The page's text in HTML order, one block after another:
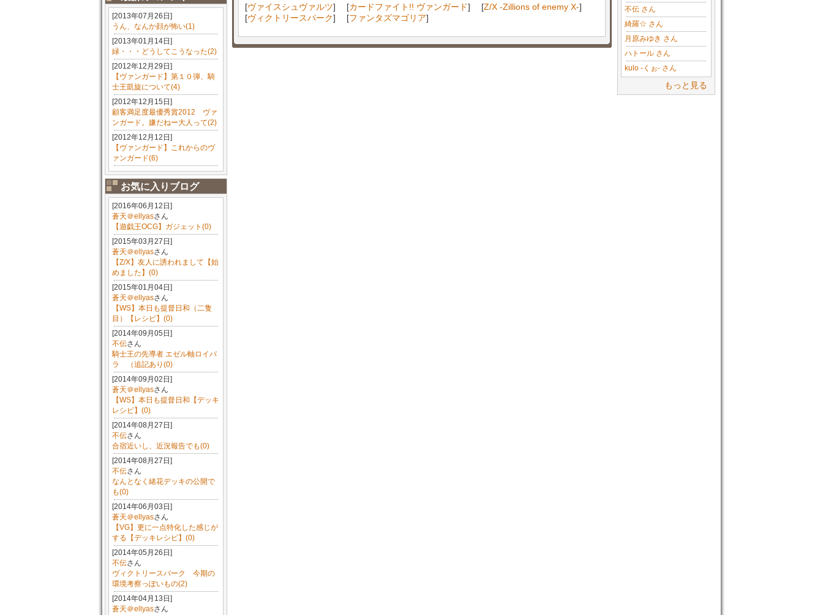
[2013年07月26日]
うん、なんか顔が怖い(1)
[2013年01月14日]
緑・・・どうしてこうなった(2)
[2012年12月29日]
【ヴァンガード】第１０弾、騎
士王凱旋について(4)
[2012年12月15日]
顧客満足度最優秀賞2012 ヴァ
ンガード。嫌だねー大人って(2)
[2012年12月12日]
【ヴァンガード】これからのヴ
ァンガード(6)
お気に入りブログ
[2016年06月12日]
蒼天＠ellyasさん
【遊戯王OCG】ガジェット(0)
[2015年03月27日]
蒼天＠ellyasさん
【Z/X】友人に誘われまして【始
めました】(0)
[2015年01月04日]
蒼天＠ellyasさん
【WS】本日も提督日和（二隻
目）【レシピ】(0)
[2014年09月05日]
不伝さん
騎士王の先導者 エゼル軸ロイパ
ラ （追記あり(0)
[2014年09月02日]
蒼天＠ellyasさん
【WS】本日も提督日和【デッキ
レシピ】(0)
[2014年08月27日]
不伝さん
合宿近いし、近況報告でも(0)
[2014年08月27日]
不伝さん
なんとなく緒花デッキの公開で
も(0)
[2014年06月03日]
蒼天＠ellyasさん
【VG】更に一点特化した感じが
する【デッキレシピ】(0)
[2014年05月26日]
不伝さん
ヴィクトリースパーク 今期の
環境考察っぽいもの(2)
[2014年04月13日]
蒼天＠ellyasさん
不伝 さん
綺羅☆ さん
月原みゆき さん
ハトール さん
kulo -くぉ- さん
もっと見る
[ヴァイスシュヴァルツ] [カードファイト!! ヴァンガード] [Z/X -Zillions of enemy X-]
[ヴィクトリースパーク] [ファンタズマゴリア]